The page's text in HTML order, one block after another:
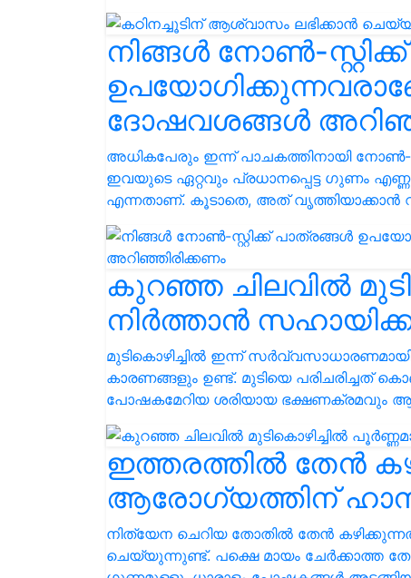
നിങ്ങൾ നോൺ-
ദോഷവശങ്ങൾ
അധികപേരും ഇന്ന് പാചകത്തിനായി നോൺ-
ഇവയുടെ ഏറ്റവും പ്രധാനപ്പെട്ട ഗുണം
എന്നതാണ്. കൂടാതെ, അത് വൃത്തിയാക്കാൻ
കുറഞ്ഞ ചിലവിൽ
നിർത്താൻ
മുടികൊഴിച്ചിൽ ഇന്ന് സർവ്വസാധാരണമായി
കാരണങ്ങളും ഉണ്ട്. മുടിയെ പരിചരിച്ചത്
പോഷകമേറിയ ശരിയായ ഭക്ഷണക്രമവും
ഇത്തരത്തിൽ തേൻ
ആരോഗ്യത്തിന്
നിത്യേന ചെറിയ തോതിൽ തേൻ
ചെയ്യുന്നുണ്ട്. പക്ഷെ മായം ചേർക്കാത്ത